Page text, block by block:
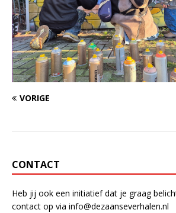
VORIGE
CONTACT
Heb jij ook een initiatief dat je graag
contact op via info@dezaanseverhalen.nl